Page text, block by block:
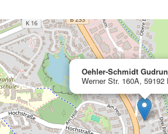
Oehler-Schmidt
Werner Str. 160A, 59192